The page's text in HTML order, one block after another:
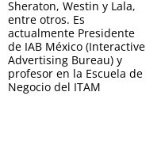
Sheraton, Westin y Lala,
entre otros. Es
actualmente Presidente
de IAB México (Interactive
Advertising Bureau) y
profesor en la Escuela de
Negocio del ITAM